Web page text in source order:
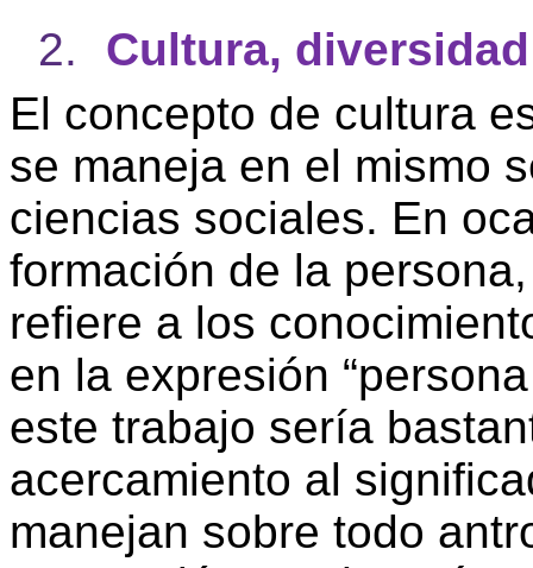
2.
Cultura,
El concepto de cultura
se maneja en el mismo
ciencias sociales. En
formación de la
refiere a los
en la expresión
este trabajo sería
acercamiento al
manejan sobre todo